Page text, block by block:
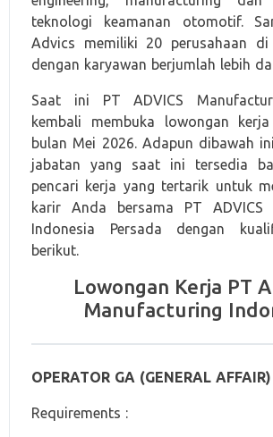
teknologi keamanan otomotif.
Advics memiliki 20 perusahaan
dengan karyawan berjumlah lebih
Saat ini PT ADVICS
kembali membuka lowongan
bulan Mei 2026. Adapun dibawah
jabatan yang saat ini tersedia
pencari kerja yang tertarik untuk
karir Anda bersama PT ADVICS
Indonesia Persada dengan
berikut.
Lowongan Kerja PT
Manufacturing
OPERATOR GA (GENERAL AFFAIR)
Requirements :